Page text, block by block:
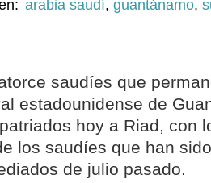
arabia saudí, guantánamo,
saudíes que
estadounidense de
hoy a Riad, con
los saudíes que han
de julio pasado.